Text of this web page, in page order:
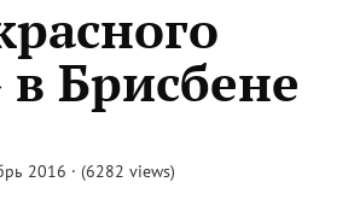
в Брисбене
2016 · (6282 views)